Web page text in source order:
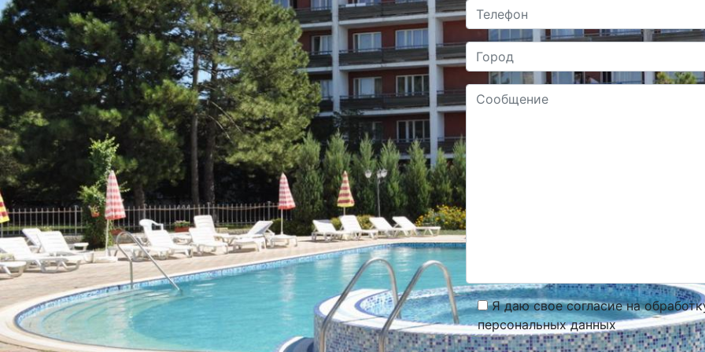
Я даю свое согласие на
персональных данных